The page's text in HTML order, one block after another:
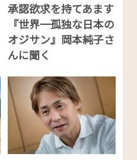
承認欲求を持てあます
『世界一孤独な日本の
オジサン』岡本純子さ
んに聞く